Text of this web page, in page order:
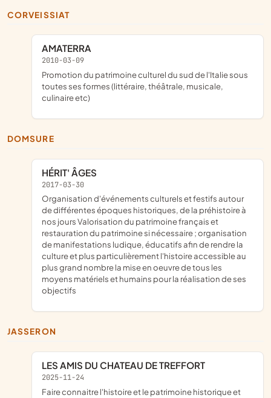
CORVEISSIAT
AMATERRA
2010-03-09
promotion du patrimoine culturel du sud de l'Italie sous
toutes ses formes (littéraire, théâtrale, musicale,
culinaire etc)
DOMSURE
HÉRIT' ÂGES
2017-03-30
organisation d'événements culturels et festifs autour
de différentes époques historiques, de la préhistoire à
nos jours Valorisation du patrimoine français et
restauration du patrimoine si nécessaire ; organisation
de manifestations ludique, éducatifs afin de rendre la
culture et plus particulièrement l'histoire accessible au
plus grand nombre la mise en oeuvre de tous les
moyens matériels et humains pour la réalisation de ses
objectifs
JASSERON
LES AMIS DU CHATEAU DE TREFFORT
2025-11-24
faire connaitre l'histoire et le patrimoine historique et